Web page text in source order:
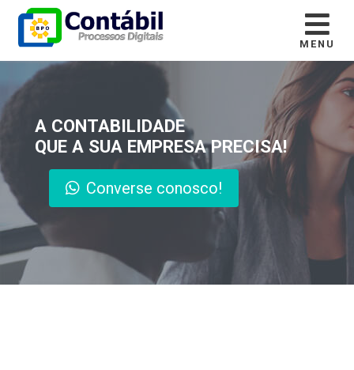
MENU
A CONTABILIDADE
QUE A SUA EMPRESA PRECISA!
Converse conosco!